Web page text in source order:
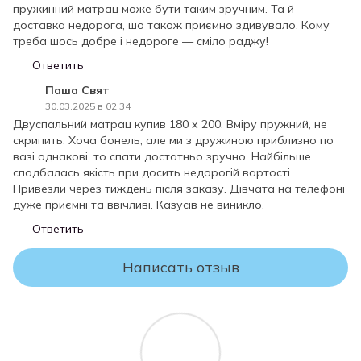
ВНИМАНИЕ!
Пожалуйста, проверяйте комплектность и соответствие
модели и размера матраса Вашему заказу.
Если Вы не уверены в выборе матраса – не
распаковывайте его, поскольку после снятия заводской
упаковки матрас считается таким, какой был в
использовании и ВОЗВРАТУ или ОБМЕНУ НЕ ПОДЛЕЖИТ!
пружинний матрац може бути таким зручним. Та й
доставка недорога, шо також приємно здивувало. Кому
треба шось добре і недороге — сміло раджу!
Ответить
Паша Свят
30.03.2025 в 02:34
Двуспальний матрац купив 180 х 200. Вміру пружний, не
скрипить. Хоча бонель, але ми з дружиною приблизно по
вазі однакові, то спати достатньо зручно. Найбільше
сподбалась якість при досить недорогій вартості.
Привезли через тиждень після заказу. Дівчата на телефоні
дуже приємні та ввічливі. Казусів не виникло.
Ответить
Написать отзыв